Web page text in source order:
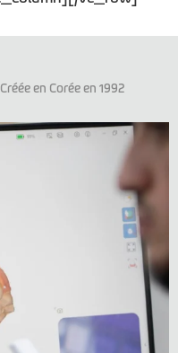
Créée en Corée en 1992